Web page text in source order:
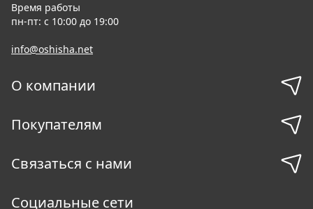
Время работы
пн-пт: с 10:00 до 19:00
info@oshisha.net
О компании
Покупателям
Связаться с нами
Социальные сети